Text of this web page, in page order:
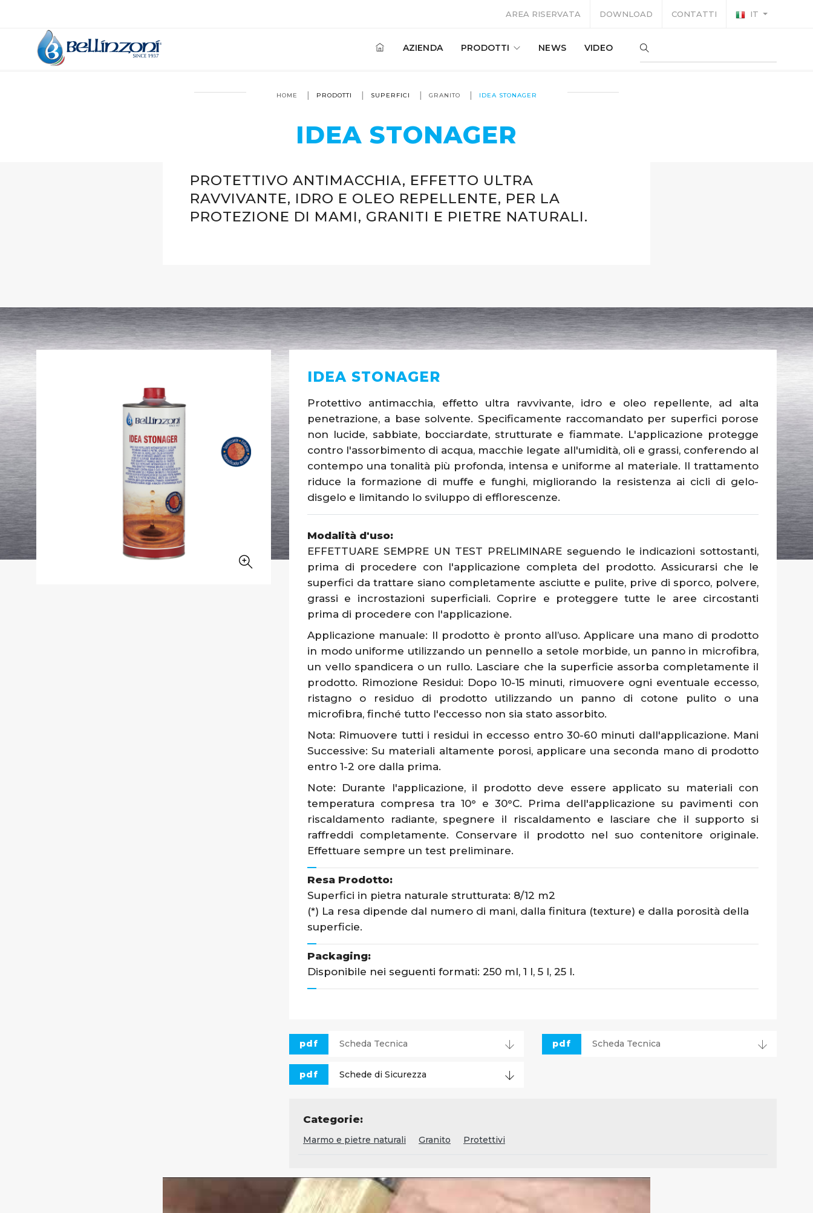
AREA RISERVATA DOWNLOAD CONTATTI IT
AZIENDA PRODOTTI NEWS VIDEO
HOME PRODOTTI SUPERFICI GRANITO IDEA STONAGER
IDEA STONAGER
PROTETTIVO ANTIMACCHIA, EFFETTO ULTRA
RAVVIVANTE, IDRO E OLEO REPELLENTE, PER LA
PROTEZIONE DI MAMI, GRANITI E PIETRE NATURALI.
IDEA STONAGER
Protettivo antimacchia, effetto ultra ravvivante, idro e oleo repellente, ad alta
penetrazione, a base solvente. Specificamente raccomandato per superfici porose
non lucide, sabbiate, bocciardate, strutturate e fiammate. L'applicazione protegge
contro l'assorbimento di acqua, macchie legate all'umidità, oli e grassi, conferendo al
contempo una tonalità più profonda, intensa e uniforme al materiale. Il trattamento
riduce la formazione di muffe e funghi, migliorando la resistenza ai cicli di gelo-
disgelo e limitando lo sviluppo di efflorescenze.
Modalità d'uso:
EFFETTUARE SEMPRE UN TEST PRELIMINARE seguendo le indicazioni sottostanti,
prima di procedere con l'applicazione completa del prodotto. Assicurarsi che le
superfici da trattare siano completamente asciutte e pulite, prive di sporco, polvere,
grassi e incrostazioni superficiali. Coprire e proteggere tutte le aree circostanti
prima di procedere con l'applicazione.
Applicazione manuale: Il prodotto è pronto all’uso. Applicare una mano di prodotto
in modo uniforme utilizzando un pennello a setole morbide, un panno in microfibra,
un vello spandicera o un rullo. Lasciare che la superficie assorba completamente il
prodotto. Rimozione Residui: Dopo 10-15 minuti, rimuovere ogni eventuale eccesso,
ristagno o residuo di prodotto utilizzando un panno di cotone pulito o una
microfibra, finché tutto l'eccesso non sia stato assorbito.
Nota: Rimuovere tutti i residui in eccesso entro 30-60 minuti dall'applicazione. Mani
Successive: Su materiali altamente porosi, applicare una seconda mano di prodotto
entro 1-2 ore dalla prima.
Note: Durante l'applicazione, il prodotto deve essere applicato su materiali con
temperatura compresa tra 10° e 30°C. Prima dell'applicazione su pavimenti con
riscaldamento radiante, spegnere il riscaldamento e lasciare che il supporto si
raffreddi completamente. Conservare il prodotto nel suo contenitore originale.
Effettuare sempre un test preliminare.
Resa Prodotto:
Superfici in pietra naturale strutturata: 8/12 m2
(*) La resa dipende dal numero di mani, dalla finitura (texture) e dalla porosità della
superficie.
Packaging:
Disponibile nei seguenti formati: 250 ml, 1 l, 5 l, 25 l.
pdf Scheda Tecnica pdf Scheda Tecnica
pdf Schede di Sicurezza
Categorie:
Marmo e pietre naturali Granito Protettivi